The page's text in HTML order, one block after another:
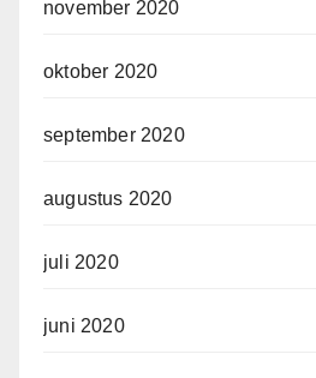
november 2020
oktober 2020
september 2020
augustus 2020
juli 2020
juni 2020